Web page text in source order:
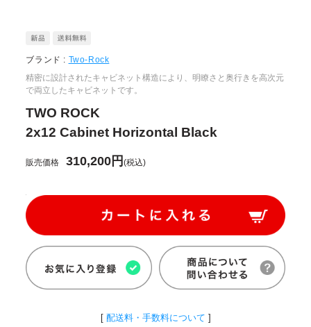
ブランド : Two-Rock
精密に設計されたキャビネット構造により、明瞭さと奥行きを高次元
で両立したキャビネットです。
TWO ROCK
2x12 Cabinet Horizontal Black
販売価格 310,200円(税込)
[ 配送料・手数料について ]